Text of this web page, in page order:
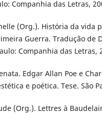
Companhia das Letras,
(Org.). História da vida
Guerra. Tradução de
Companhia das Letras,
Edgar Allan Poe e
e poética. Tese. São
(Org.). Lettres à